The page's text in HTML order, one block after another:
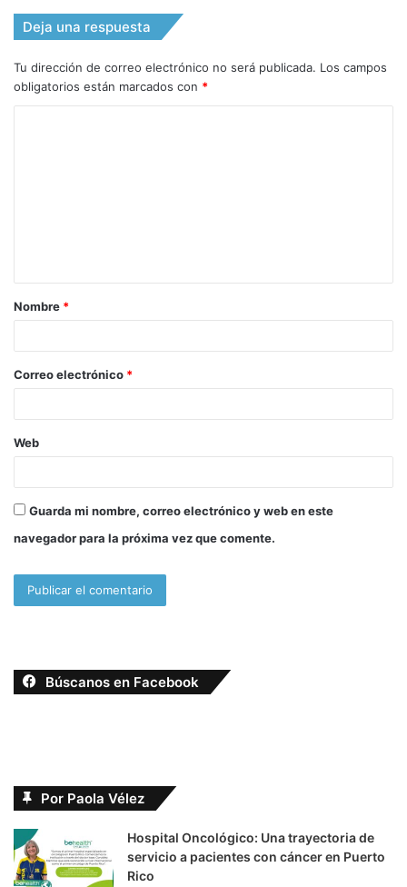
Deja una respuesta
Tu dirección de correo electrónico no será publicada. Los campos
obligatorios están marcados con *
a
r
*
Nombre *
Correo electrónico *
Web
Guarda mi nombre, correo electrónico y web en este
navegador para la próxima vez que comente.
Búscanos en Facebook
Por Paola Vélez
Hospital Oncológico: Una trayectoria de
servicio a pacientes con cáncer en Puerto
Rico